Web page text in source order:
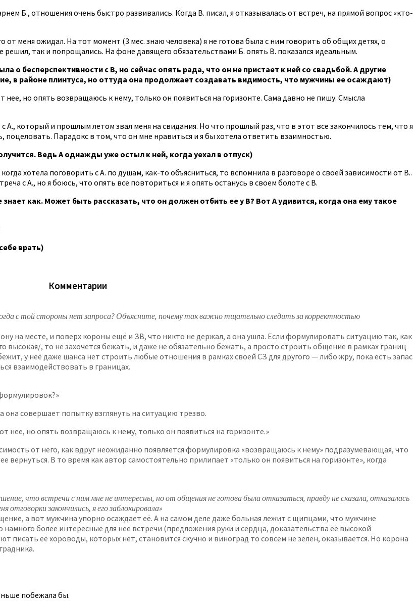
Б., отношения очень быстро развивались. Когда В. писал, я отказывалась от встреч, на прямой вопрос «кто-
меня ожидал. На тот момент (3 мес. знаю человека) я не готова была с ним говорить об общих детях, о
так и попрощались. На фоне давящего обязательствами Б. опять В. показался идеальным.
о бесперспективности с В, но сейчас опять рада, что он не пристает к ней со свадьбой. А другие
в районе плинтуса, но оттуда она продолжает создавать видимость, что мужчины ее осаждают)
но опять возвращаюсь к нему, только он появиться на горизонте. Сама давно не пишу. Смысла
А., который и прошлым летом звал меня на свидания. Но что прошлый раз, что в этот все закончилось тем, что я
поцеловать. Парадокс в том, что он мне нравиться и я бы хотела ответить взаимностью.
Ведь А однажды уже остыл к ней, когда уехал в отпуск)
хотела поговорить с А. по душам, как-то объясниться, то вспомнила в разговоре о своей зависимости от В..
с А., но я боюсь, что опять все повториться и я опять останусь в своем болоте с В.
как. Может быть рассказать, что он должен отбить ее у В? Вот А удивится, когда она ему такое
врать)
Комментарии
с той стороны нет запроса? Объясните, почему так важно тщательно следить за корректностью
на месте, и поверх короны ещё и ЗВ, что никто не держал, а она ушла. Если формулировать ситуацию так, как
высокая/, то не захочется бежать, и даже не обязательно бежать, а просто строить общение в рамках границ
у неё даже шанса нет строить любые отношения в рамках своей СЗ для другого — либо жру, пока есть запас
взаимодействовать в границах.
совершает попытку взглянуть на ситуацию трезво.
нее, но опять возвращаюсь к нему, только он появиться на горизонте.»
от него, как вдруг неожиданно появляется формулировка «возвращаюсь к нему» подразумевающая, что
В то время как автор самостоятельно прилипает «только он появиться на горизонте», когда
что встречи с ним мне не интересны, но от общения не готова была отказаться, правду не сказала, отказалась
закончились, я его заблокировала»
а вот мужчина упорно осаждает её. А на самом деле даже больная лежит с щипцами, что мужчине
намного более интересные для нее встречи (предложения руки и сердца, доказательства её высокой
писать её хороводы, которых нет, становится скучно и виноград то совсем не зелен, оказывается. Но корона
побежала бы.